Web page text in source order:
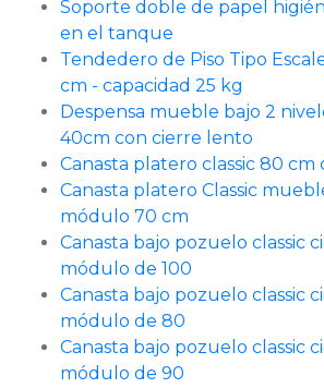
Soporte doble de papel
en el tanque
Tendedero de Piso Tipo
cm - capacidad 25 kg
Despensa mueble bajo 2
40cm con cierre lento
Canasta platero classic 80
Canasta platero Classic
módulo 70 cm
Canasta bajo pozuelo classic
módulo de 100
Canasta bajo pozuelo classic
módulo de 80
Canasta bajo pozuelo classic
módulo de 90